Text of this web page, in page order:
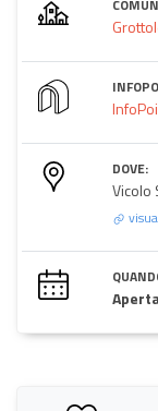
DOVE:
Vicolo